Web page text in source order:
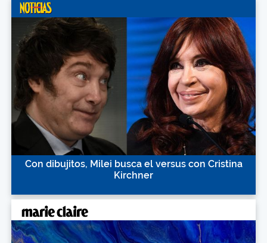
Con dibujitos, Milei busca el versus con Cristina
Kirchner